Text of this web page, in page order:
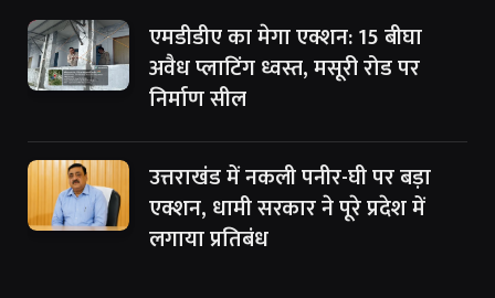
एमडीडीए का मेगा एक्शन: 15 बीघा
अवैध प्लाटिंग ध्वस्त, मसूरी रोड पर
निर्माण सील
उत्तराखंड में नकली पनीर-घी पर बड़ा
एक्शन, धामी सरकार ने पूरे प्रदेश में
लगाया प्रतिबंध